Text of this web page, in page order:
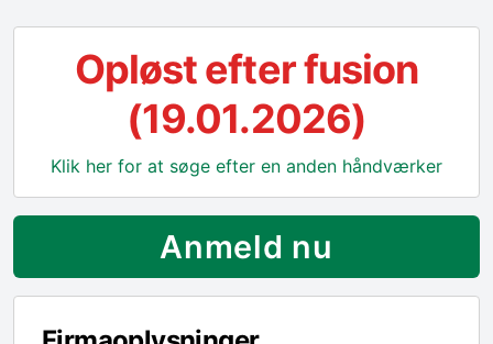
Opløst efter fusion
(19.01.2026)
Klik her for at søge efter en anden håndværker
Anmeld nu